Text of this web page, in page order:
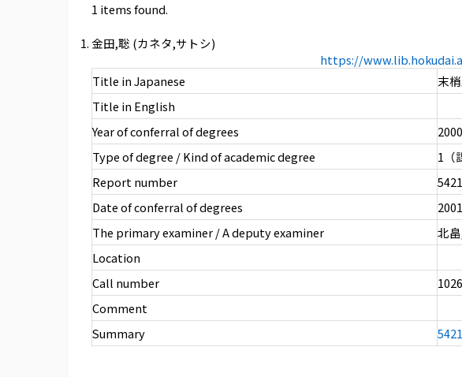
1 items found.
金田,聡 (カネタ,サトシ)
https://
Title in Japanese
末
Title in English
Year of conferral of degrees
2000
Type of degree / Kind of academic degree
1（
Report number
5421
Date of conferral of degrees
The primary examiner / A deputy examiner
北
Location
Call number
1026
Comment
Summary